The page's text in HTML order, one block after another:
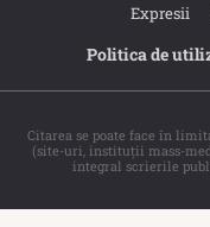
Expresii
Politica de
Citarea se poate face în
(site-uri, instituţii mass-
integral scrierile